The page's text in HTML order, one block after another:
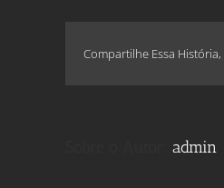
Compartilhe Essa
admin